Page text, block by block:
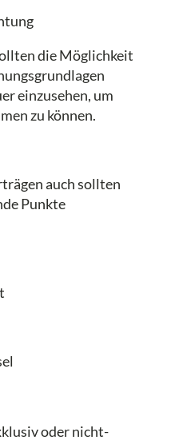
die Möglichkeit
einzusehen, um
zu können.
auch sollten
Punkte
oder nicht-